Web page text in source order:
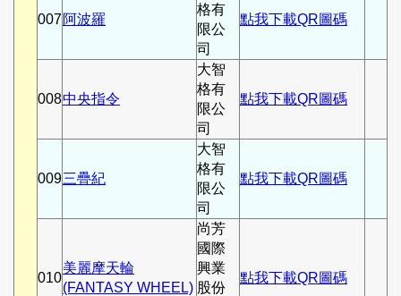
007阿波羅
格有
限公
司
點我下載QR圖碼
008中央指令
大智
格有
限公
司
點我下載QR圖碼
009三疊紀
大智
格有
限公
司
點我下載QR圖碼
010
美麗摩天輪
(FANTASY WHEEL)
尚芳
國際
興業
股份
點我下載QR圖碼